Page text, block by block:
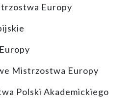
Europy
Mistrzostwa Europy
Polski Akademickiego